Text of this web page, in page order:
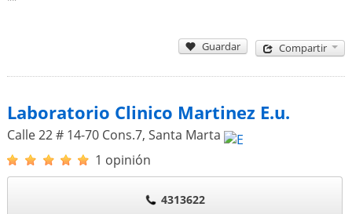
Guardar Compartir
Laboratorio Clinico Martinez E.u.
Calle 22 # 14-70 Cons.7, Santa Marta
1 opinión
4313622